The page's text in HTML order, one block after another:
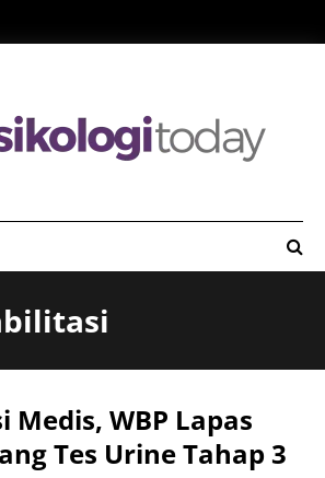
Medis, WBP Lapas
Tes Urine Tahap 3